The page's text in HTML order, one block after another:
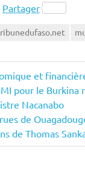
Telegram
Partager
et
pour le Burkina
Nacanabo
de
de Thomas